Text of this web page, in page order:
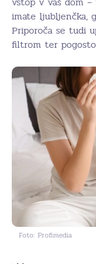
imate ljubljenčka,
Priporoča se tudi
filtrom ter
Foto: Profimedia